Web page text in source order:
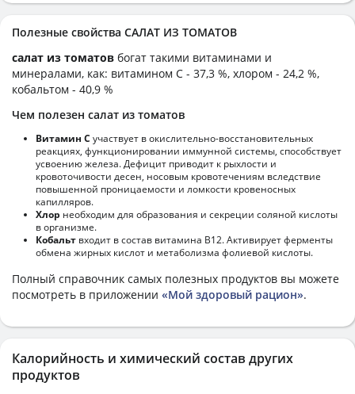
Полезные свойства САЛАТ ИЗ ТОМАТОВ
салат из томатов богат такими витаминами и
минералами, как: витамином C - 37,3 %, хлором - 24,2 %,
кобальтом - 40,9 %
Чем полезен салат из томатов
Витамин С участвует в окислительно-восстановительных
реакциях, функционировании иммунной системы, способствует
усвоению железа. Дефицит приводит к рыхлости и
кровоточивости десен, носовым кровотечениям вследствие
повышенной проницаемости и ломкости кровеносных
капилляров.
Хлор необходим для образования и секреции соляной кислоты
в организме.
Кобальт входит в состав витамина В12. Активирует ферменты
обмена жирных кислот и метаболизма фолиевой кислоты.
Полный справочник самых полезных продуктов вы можете
посмотреть в приложении «Мой здоровый рацион».
Калорийность и химический состав других
продуктов